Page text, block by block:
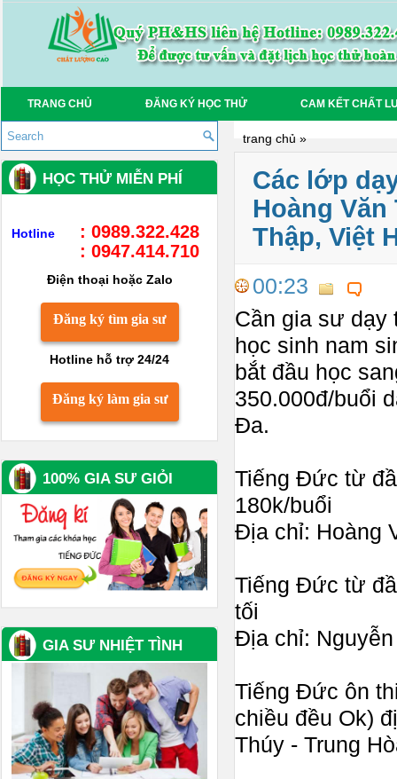
TRANG CHỦ ĐĂNG KÝ HỌC THỬ CAM KẾT CHẤT
trang chủ »
Các lớp
Hoàng
Thập, Việt
00:23
Cần gia sư dạy
học sinh nam
bắt đầu học
350.000đ/buổi
Đa.
Tiếng Đức từ
180k/buổi
Địa chỉ: Hoàng
Tiếng Đức từ
tối
Địa chỉ:
Tiếng Đức ôn
chiều đều Ok)
Thúy - Trung
HỌC THỬ MIỄN PHÍ
Hotline
: 0989.322.428
: 0947.414.710
Điện thoại hoặc Zalo
Đăng ký tìm gia sư
Hotline hỗ trợ 24/24
Đăng ký làm gia sư
100% GIA SƯ GIỎI
GIA SƯ NHIỆT TÌNH